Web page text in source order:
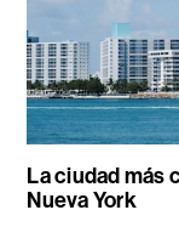
La ciudad más
Nueva York